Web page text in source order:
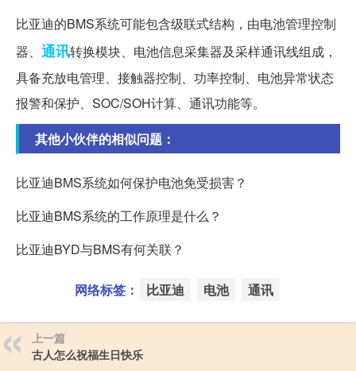
比亚迪的BMS系统可能包含级联式结构，由电池管理控制
器、 通讯转换模块、电池信息采集器及采样通讯线组成，
具备充放电管理、接触器控制、功率控制、电池异常状态
报警和保护、SOC/SOH计算、通讯功能等。
其他小伙伴的相似问题：
比亚迪BMS系统如何保护电池免受损害？
比亚迪BMS系统的工作原理是什么？
比亚迪BYD与BMS有何关联？
网络标签： 比亚迪 电池 通讯
上一篇
古人怎么祝福生日快乐